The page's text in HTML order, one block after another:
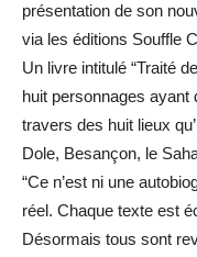
présentation de son
via les éditions Souffle
Un livre intitulé “Traité
huit personnages
travers des huit lieux
Dole, Besançon, le
“Ce n’est ni une
réel. Chaque texte est
Désormais tous sont